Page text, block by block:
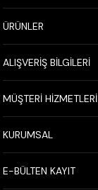
ÜRÜNLER
ALIŞVERİŞ BİLGİLERİ
MÜŞTERİ HİZMETLERİ
KURUMSAL
E-BÜLTEN KAYIT